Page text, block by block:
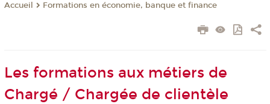
Accueil Formations en économie, banque et finance
Les formations aux métiers de
Chargé / Chargée de clientèle